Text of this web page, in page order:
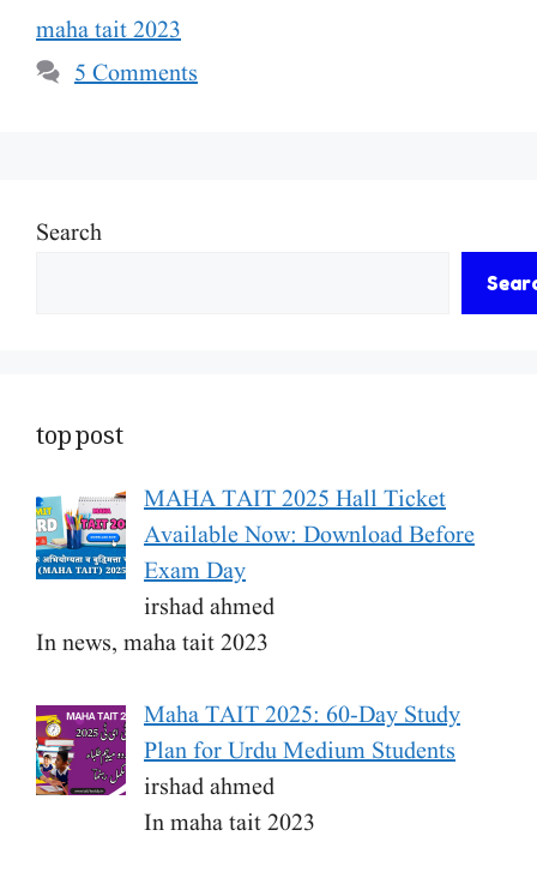
maha tait 2023
5 Comments
Search
top post
MAHA TAIT 2025 Hall Ticket
Available Now: Download Before
Exam Day
irshad ahmed
In news, maha tait 2023
Maha TAIT 2025: 60-Day Study
Plan for Urdu Medium Students
irshad ahmed
In maha tait 2023